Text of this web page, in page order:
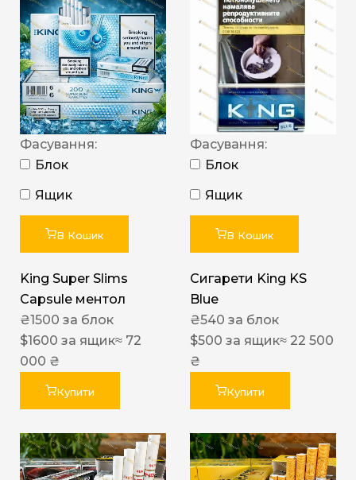
Фасування:
Блок
Ящик
В Кошик
King Super Slims
Capsule ментол
₴1500 за блок
$1600 за ящик≈ 72
000 ₴
Купити
Фасування:
Блок
Ящик
В Кошик
Сигарети King KS
Blue
₴540 за блок
$500 за ящик≈ 22 500
₴
Купити